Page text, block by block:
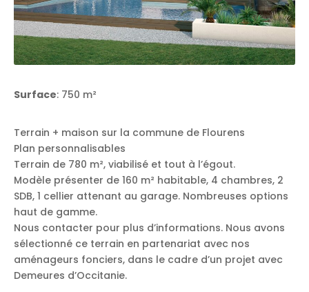
Surface: 750 m²
Terrain + maison sur la commune de Flourens
Plan personnalisables
Terrain de 780 m², viabilisé et tout à l’égout.
Modèle présenter de 160 m² habitable, 4 chambres, 2
SDB, 1 cellier attenant au garage. Nombreuses options
haut de gamme.
Nous contacter pour plus d’informations. Nous avons
sélectionné ce terrain en partenariat avec nos
aménageurs fonciers, dans le cadre d’un projet avec
Demeures d’Occitanie.